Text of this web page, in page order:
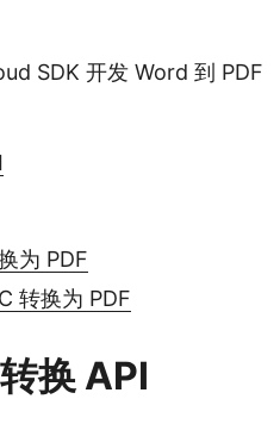
SDK 开发 Word 到 PDF
为 PDF
转换为 PDF
换 API